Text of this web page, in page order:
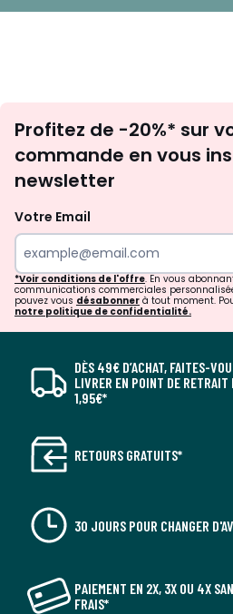
Profitez de -20%* sur
commande en vous
newsletter
Votre Email
*Voir conditions de l'offre. En vous
communications commerciales
pouvez vous désabonner à tout moment.
notre politique de confidentialité.
DÈS 49€ D’ACHAT, FAITES-
LIVRER EN POINT DE RETRAIT
1,95€*
RETOURS GRATUITS*
30 JOURS POUR CHANGER
PAIEMENT EN 2X, 3X OU 4X
FRAIS*